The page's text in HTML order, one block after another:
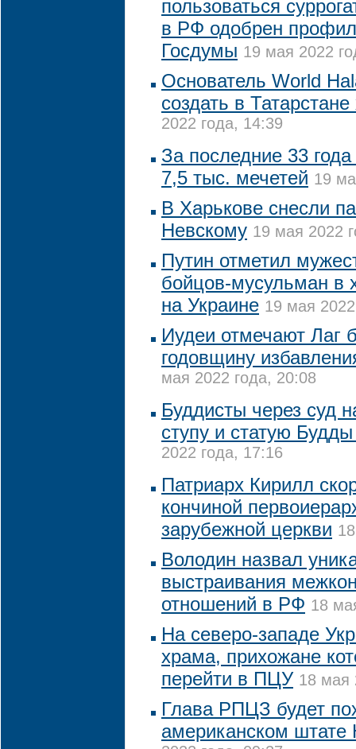
пользоваться
в РФ одобрен
Госдумы 19 мая 2022
Основатель World
создать в
2022 года, 14:39
За последние 33
7,5 тыс. мечетей 19
В Харькове снесли
Невскому 19 мая 2022
Путин отметил
бойцов-мусульман в
на Украине 19 мая
Иудеи отмечают Лаг
годовщину
мая 2022 года, 20:08
Буддисты через суд
ступу и статую
2022 года, 17:16
Патриарх Кирилл
кончиной
зарубежной церкви
Володин назвал
выстраивания
отношений в РФ 18
На северо-западе
храма, прихожане
перейти в ПЦУ 18 мая
Глава РПЦЗ будет
американском